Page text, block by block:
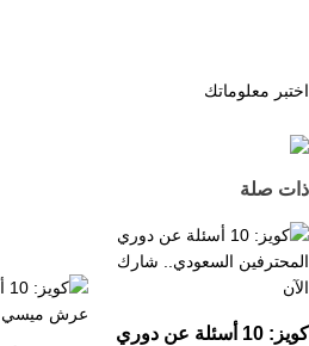
اختبر معلوماتك
ذات صلة
كويز: 10 أسئلة عن دوري